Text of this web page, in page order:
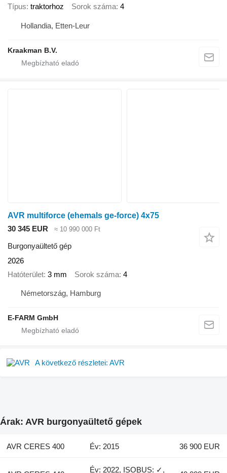
Típus traktorhoz Sorok száma 4
Hollandia, Etten-Leur
Kraakman B.V.
AVR multiforce (ehemals ge-force) 4x75
30 345 EUR
≈ 10 990 000 Ft
Burgonyaültető gép
2026
Hatóterület 3 mm Sorok száma 4
Németország, Hamburg
E-FARM GmbH
A következő részletei: AVR
Árak: AVR burgonyaültető gépek
AVR CERES 400 Év: 2015 36 900 EUR
Év: 2022, ISOBUS: ✓,